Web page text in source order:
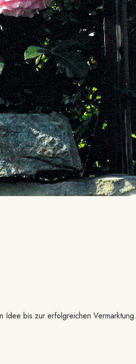
Idee bis zur erfolgreichen Vermarktung.